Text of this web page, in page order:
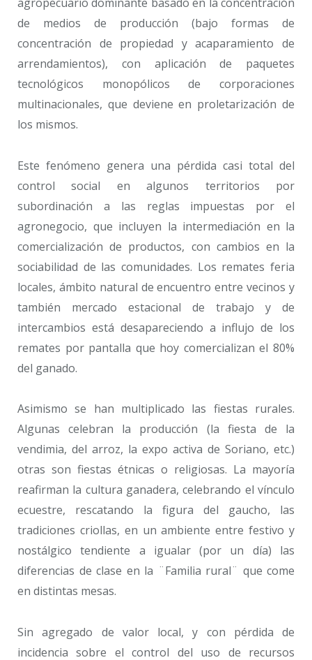
de medios de producción (bajo formas de
concentración de propiedad y acaparamiento de
arrendamientos), con aplicación de paquetes
tecnológicos monopólicos de corporaciones
multinacionales, que deviene en proletarización de
los mismos.
Este fenómeno genera una pérdida casi total del
control social en algunos territorios por
subordinación a las reglas impuestas por el
agronegocio, que incluyen la intermediación en la
comercialización de productos, con cambios en la
sociabilidad de las comunidades. Los remates feria
locales, ámbito natural de encuentro entre vecinos y
también mercado estacional de trabajo y de
intercambios está desapareciendo a influjo de los
remates por pantalla que hoy comercializan el 80%
del ganado.
Asimismo se han multiplicado las fiestas rurales.
Algunas celebran la producción (la fiesta de la
vendimia, del arroz, la expo activa de Soriano, etc.)
otras son fiestas étnicas o religiosas. La mayoría
reafirman la cultura ganadera, celebrando el vínculo
ecuestre, rescatando la figura del gaucho, las
tradiciones criollas, en un ambiente entre festivo y
nostálgico tendiente a igualar (por un día) las
diferencias de clase en la ¨Familia rural¨ que come
en distintas mesas.
Sin agregado de valor local, y con pérdida de
incidencia sobre el control del uso de recursos